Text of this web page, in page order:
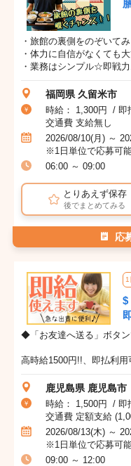
・旅館の裏側をのぞいてみ
・体力に自信がなくても
・業務はシンプル☆即戦力
福岡県 久留米市
時給： 1,300円 /
交通費 支給無し
2026/08/10(月) ～
※1日単位で応募可
06:00 ～ 09:00
とりあえず保存
後でまとめてみる
応
1
$
◆「お友達へ送る」ボタン
高時給1500円!!、即払利用
鹿児島県 鹿児島市
時給： 1,500円 /
交通費 定額支給
2026/08/13(木) ～
※1日単位で応募可
09:00 ～ 12:00